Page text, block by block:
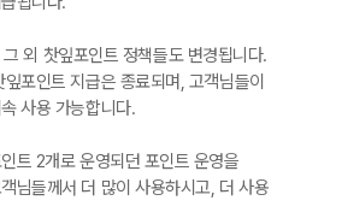
그 외 찻잎포인트 정책들도 변경됩니다.
포인트 지급은 종료되며, 고객님들이
사용 가능합니다.
트 2개로 운영되던 포인트 운영을
님들께서 더 많이 사용하시고, 더 사용